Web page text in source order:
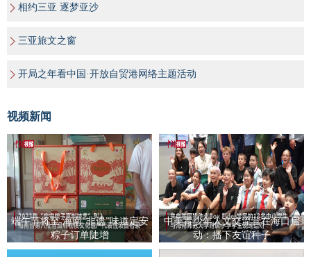
相约三亚 逐梦亚沙
三亚旅文之窗
开局之年看中国·开放自贸港网络主题活动
视频新闻
端午节将至 海南“非遗”味道定安
粽子订单陡增
中美青少年人文交流营在海口启
动：播下友谊种子